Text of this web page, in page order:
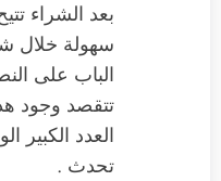
بعد الشراء
سهولة خلال
الباب على
تتقصد وجود
العدد الكبير
تحدث .